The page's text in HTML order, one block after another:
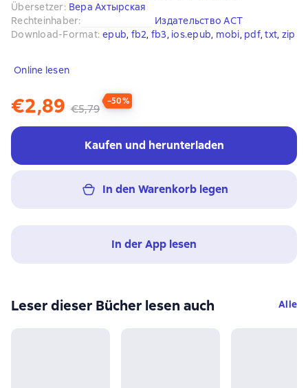
Übersetzer: Вера Ахтырская
Rechteinhaber:
Издательство АСТ
Download-Format: epub, fb2, fb3, ios.epub, mobi, pdf, txt, zip
Online lesen
€2,89 €5,79
−50%
Kaufen und herunterladen
In den Warenkorb legen
In der App lesen
Leser dieser Bücher lesen auch Alle